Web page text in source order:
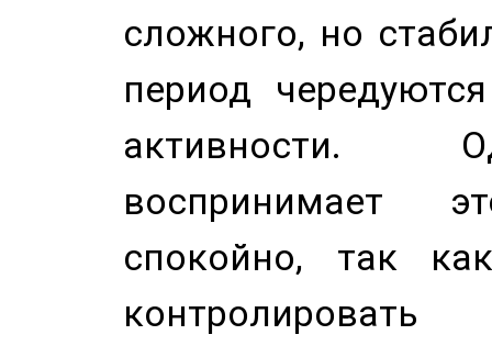
сложного, но
период
активности.
воспринимает
спокойно, так